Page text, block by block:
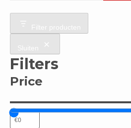
Filter producten
Sluiten
Filters
Price